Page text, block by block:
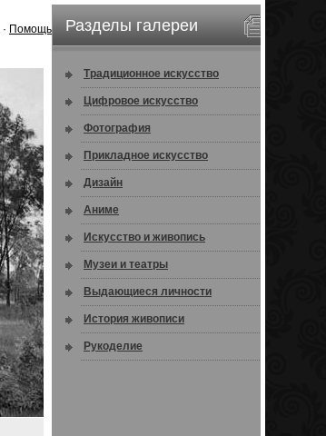
· Помощь Разделы галереи
Традиционное искусство
Цифровое искусство
Фотография
Прикладное искусство
Дизайн
Аниме
Искусство и живопись
Музеи и театры
Выдающиеся личности
История живописи
Рукоделие